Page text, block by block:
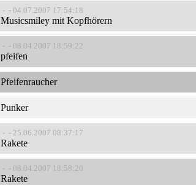
- - 04.07.2007 17:54:18
Musicsmiley mit Kopfhörern
- - 08.04.2007 18:59:22
pfeifen
Pfeifenraucher
Punker
- - 25.06.2007 08:37:17
Rakete
- - 08.04.2007 18:58:20
Rakete